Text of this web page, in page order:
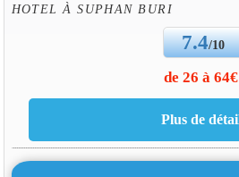
HOTEL À SUPHAN BURI
7.4/10
de 26 à 64€